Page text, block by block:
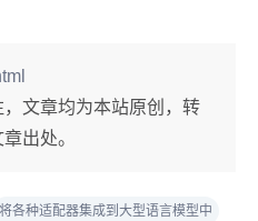
文章均为本站原创，转
出处。
将各种适配器集成到大型语言模型中